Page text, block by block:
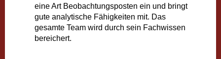
eine Art Beobachtungsposten ein und bringt
gute analytische Fähigkeiten mit. Das
gesamte Team wird durch sein Fachwissen
bereichert.